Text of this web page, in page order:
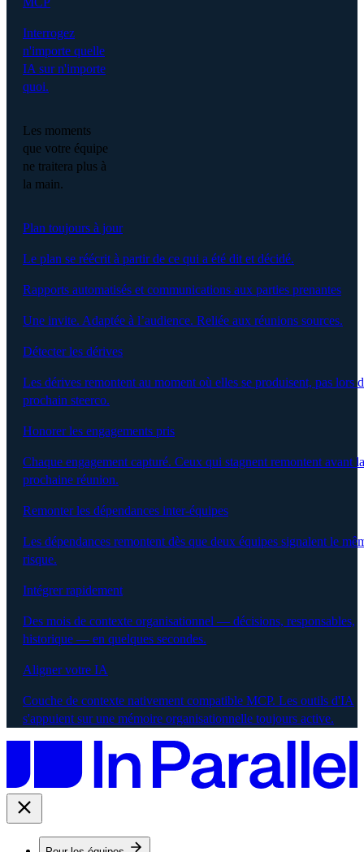
Interrogez
n'importe quelle
IA sur n'importe
quoi.
Les moments
que votre équipe
ne traitera plus à
la main.
Plan toujours à jour
Le plan se réécrit à partir de ce qui a été dit et décidé.
Rapports automatisés et communications aux parties prenantes
Une invite. Adaptée à l’audience. Reliée aux réunions sources.
Détecter les dérives
Les dérives remontent au moment où elles se produisent, pas lors
prochain steerco.
Honorer les engagements pris
Chaque engagement capturé. Ceux qui stagnent remontent avant la
prochaine réunion.
Remonter les dépendances inter-équipes
Les dépendances remontent dès que deux équipes signalent le
risque.
Intégrer rapidement
Des mois de contexte organisationnel — décisions, responsables,
historique — en quelques secondes.
Aligner votre IA
Couche de contexte nativement compatible MCP. Les outils d'IA
s'appuient sur une mémoire organisationnelle toujours active.